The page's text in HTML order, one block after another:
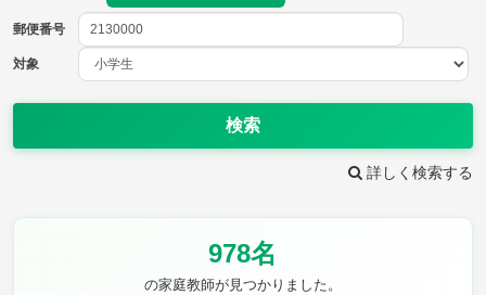
郵便番号
対象
検索
詳しく検索する
978名
の家庭教師が見つかりました。
郵便番号
教科
理科